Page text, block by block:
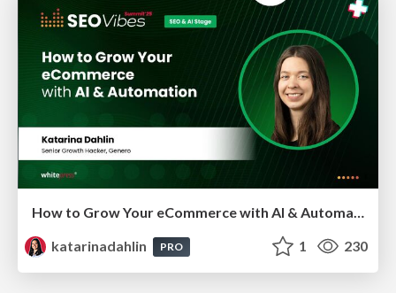
How to Grow Your eCommerce with AI & Automation
katarinadahlin
PRO 1 230